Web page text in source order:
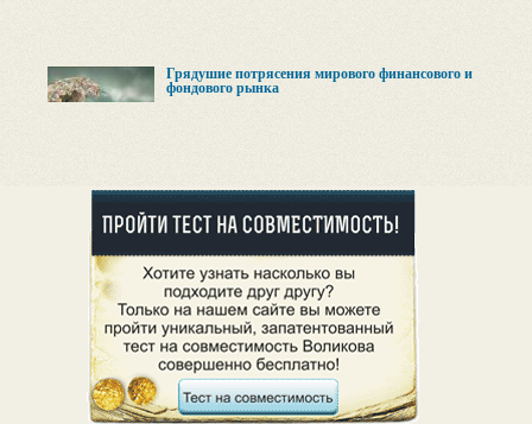
Грядушие потрясения мирового финансового и
фондового рынка